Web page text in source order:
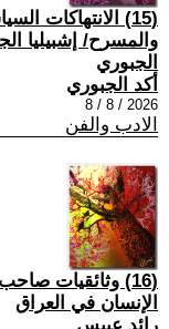
(15) الانتهاكات
والمسرح/ إشبيليا
الجبوري
أكد الجبوري
2026 / 8 / 8
الادب والفن
(16) وثائقيات
الإنسان في العراق